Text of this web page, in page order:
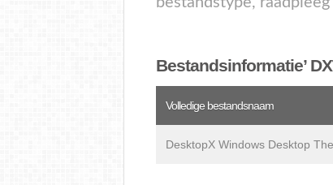
Bestandsinformatie’
Volledige bestandsnaam
DesktopX Windows Desktop